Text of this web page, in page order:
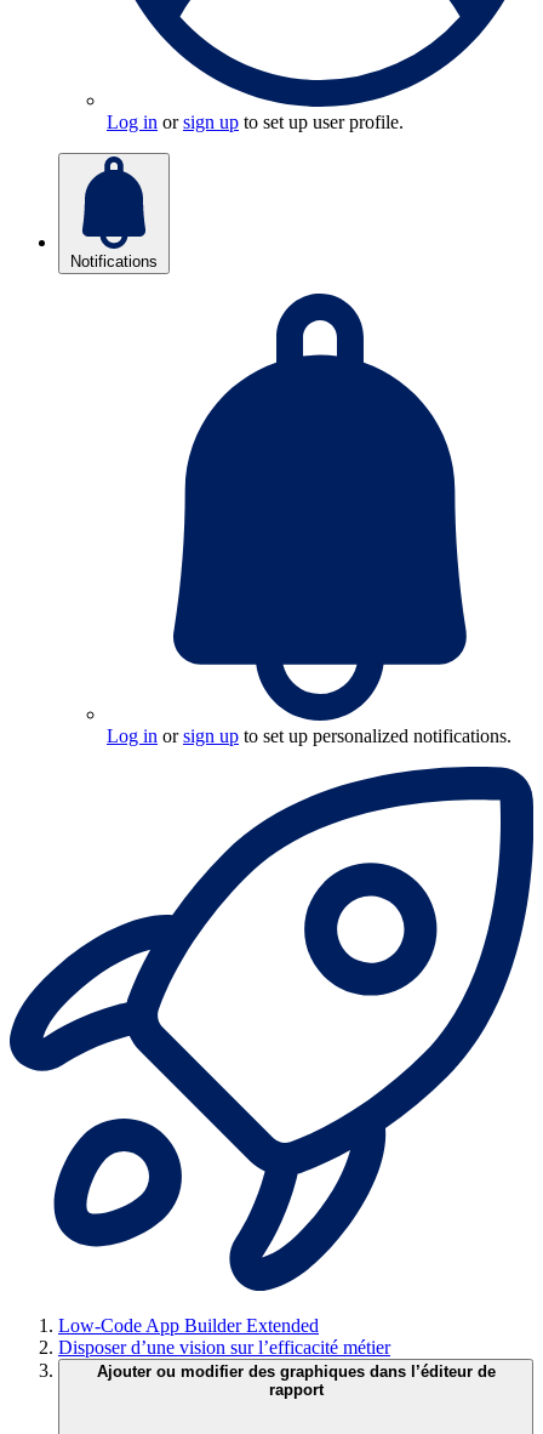
Log in orsign up to set up user profile.
Notifications
Log in orsign up to set up personalized notifications.
Low-Code App Builder Extended
Disposer d’une vision sur l’efficacité métier
Ajouter ou modifier des graphiques dans l’éditeur de
rapport